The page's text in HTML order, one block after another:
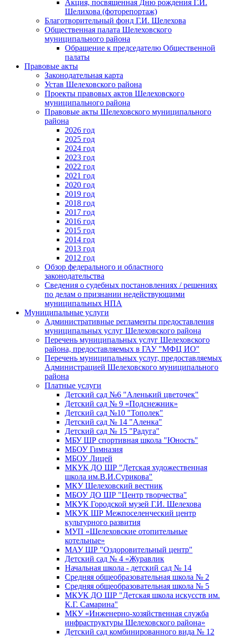
Акция, посвященная Дню рождения Г.И.
Шелихова (фоторепортаж)
Благотворительный фонд Г.И. Шелехова
Общественная палата Шелеховского
муниципального района
Обращение к председателю Общественной
палаты
Правовые акты
Законодательная карта
Устав Шелеховского района
Проекты правовых актов Шелеховского
муниципального района
Правовые акты Шелеховского муниципального
района
2026 год
2025 год
2024 год
2023 год
2022 год
2021 год
2020 год
2019 год
2018 год
2017 год
2016 год
2015 год
2014 год
2013 год
2012 год
Обзор федерального и областного
законодательства
Сведения о судебных постановлениях / решениях
по делам о признании недействующими
муниципальных НПА
Муниципальные услуги
Административные регламенты предоставления
муниципальных услуг Шелеховского района
Перечень муниципальных услуг Шелеховского
района, предоставляемых в ГАУ "МФЦ ИО"
Перечень муниципальных услуг, предоставляемых
Администрацией Шелеховского муниципального
района
Платные услуги
Детский сад №6 "Аленький цветочек"
Детский сад № 9 «Подснежник»
Детский сад №10 "Тополек"
Детский сад № 14 "Аленка"
Детский сад № 15 "Радуга"
МБУ ШР спортивная школа "Юность"
МБОУ Гимназия
МБОУ Лицей
МКУК ДО ШР "Детская художественная
школа им.В.И.Сурикова"
МКУ Шелеховский вестник
МБОУ ДО ШР "Центр творчества"
МКУК Городской музей Г.И. Шелехова
МКУК ШР Межпоселенческий центр
культурного развития
МУП «Шелеховские отопительные
котельные»
МАУ ШР "Оздоровительный центр"
Детский сад № 4 «Журавлик
Начальная школа - детский сад № 14
Средняя общеобразовательная школа № 2
Средняя общеобразовательная школа № 5
МКУК ДО ШР "Детская школа искусств им.
К.Г. Самарина"
МКУ «Инженерно-хозяйственная служба
инфраструктуры Шелеховского района»
Детский сад комбинированного вида № 12